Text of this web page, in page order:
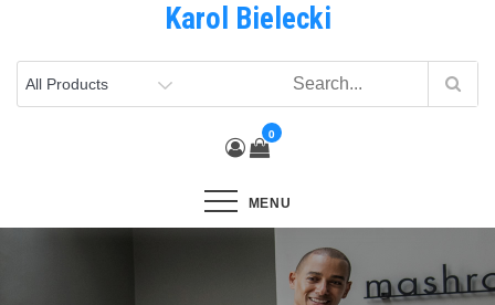
content
Karol Bielecki
0
MENU